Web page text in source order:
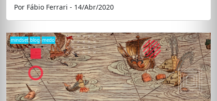
Por Fábio Ferrari - 14/Abr/2020
mindset blog medo